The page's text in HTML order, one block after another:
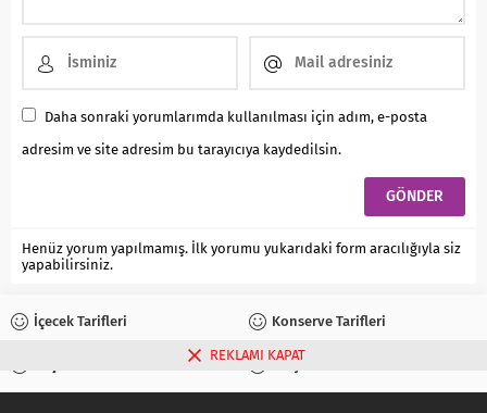
Daha sonraki yorumlarımda kullanılması için adım, e-posta
adresim ve site adresim bu tarayıcıya kaydedilsin.
Henüz yorum yapılmamış. İlk yorumu yukarıdaki form aracılığıyla siz
yapabilirsiniz.
İçecek Tarifleri Konserve Tarifleri
Turşu Tarifleri
REKLAMI KAPAT